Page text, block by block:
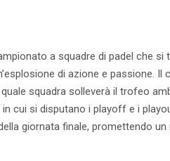
a squadre di padel che si
di azione e passione. Il
squadra solleverà il trofeo
cui si disputano i playoff e i
giornata finale, promettendo un